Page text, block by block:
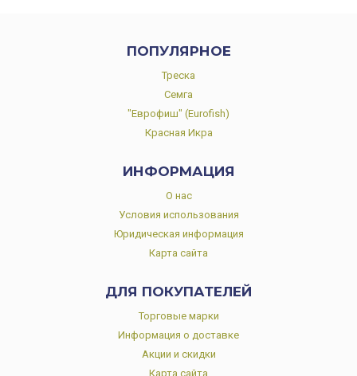
ПОПУЛЯРНОЕ
Треска
Семга
"Еврофиш" (Eurofish)
Красная Икра
ИНФОРМАЦИЯ
О нас
Условия использования
Юридическая информация
Карта сайта
ДЛЯ ПОКУПАТЕЛЕЙ
Торговые марки
Информация о доставке
Акции и скидки
Карта сайта